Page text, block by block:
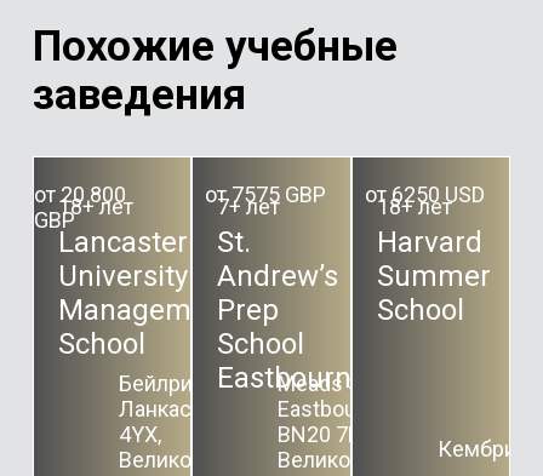
Похожие учебные
заведения
18+ лет
Lancaster
University
Management
School
от 20 800
GBP
Бейлригг,
Ланкастер LA1
4YX,
Великобритания
7+ лет
St.
Andrew’s
Prep
School
Eastbourne
от 7575 GBP
Meads Street,
Eastbourne
BN20 7RP,
Великобритания
18+ лет
Harvard
Summer
School
от 6250 USD